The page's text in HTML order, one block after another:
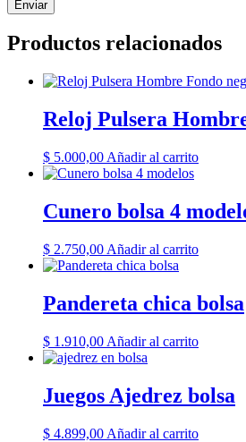
Productos relacionados
Reloj Pulsera
$ 5.000,00 Añadir al carrito
Cunero bolsa 4
$ 2.750,00 Añadir al carrito
Pandereta chica bolsa
$ 1.910,00 Añadir al carrito
Juegos Ajedrez bolsa
$ 4.899,00 Añadir al carrito